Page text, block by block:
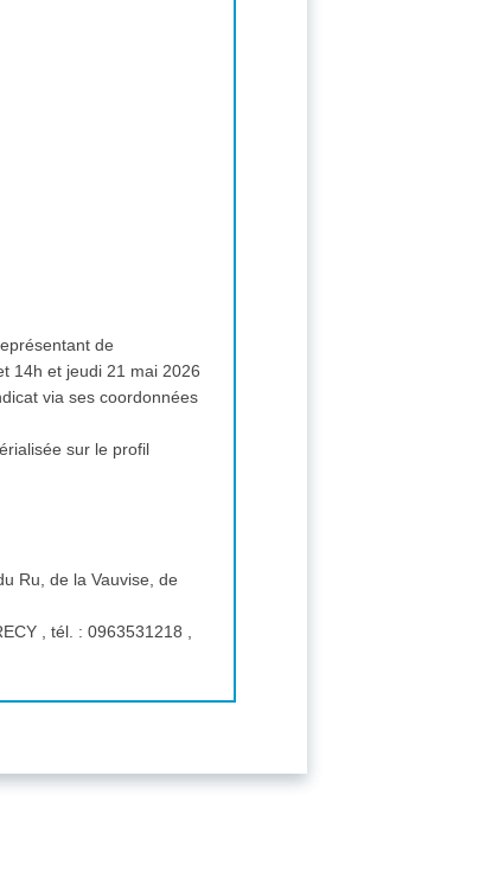
de
14h et jeudi 21 mai 2026
via ses coordonnées
Ru, de la Vauvise, de